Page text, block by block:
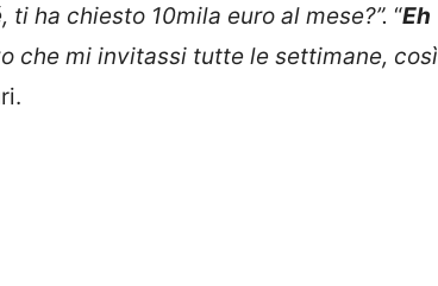
ti ha chiesto 10mila euro al mese?”. “Eh
che mi invitassi tutte le settimane, così